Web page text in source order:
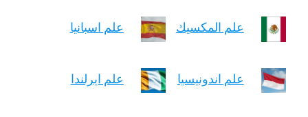
علم المكسيك علم اسبانيا
علم اندونيسيا علم ايرلندا